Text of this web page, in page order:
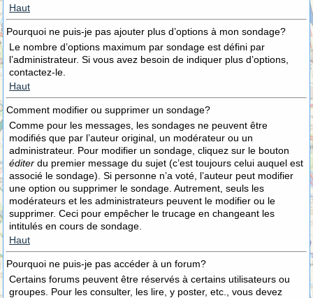
Haut
Pourquoi ne puis-je pas ajouter plus d’options à mon sondage?
Le nombre d’options maximum par sondage est défini par
l’administrateur. Si vous avez besoin de indiquer plus d’options,
contactez-le.
Haut
Comment modifier ou supprimer un sondage?
Comme pour les messages, les sondages ne peuvent être
modifiés que par l’auteur original, un modérateur ou un
administrateur. Pour modifier un sondage, cliquez sur le bouton
éditer du premier message du sujet (c’est toujours celui auquel est
associé le sondage). Si personne n’a voté, l’auteur peut modifier
une option ou supprimer le sondage. Autrement, seuls les
modérateurs et les administrateurs peuvent le modifier ou le
supprimer. Ceci pour empêcher le trucage en changeant les
intitulés en cours de sondage.
Haut
Pourquoi ne puis-je pas accéder à un forum?
Certains forums peuvent être réservés à certains utilisateurs ou
groupes. Pour les consulter, les lire, y poster, etc., vous devez